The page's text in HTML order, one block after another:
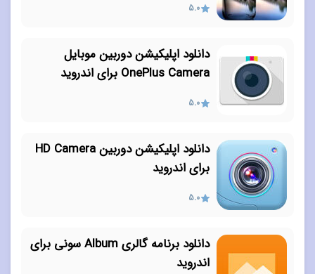
5.0
دانلود اپلیکیشن دوربین موبایل
OnePlus Camera برای اندروید
5.0
دانلود اپلیکیشن دوربین HD Camera
برای اندروید
5.0
دانلود برنامه گالری Album سونی برای
اندروید